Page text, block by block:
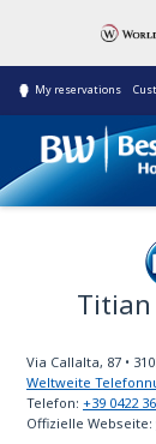
My reservations
Titian
Via Callalta, 87 •
Weltweite
Telefon: +39 0422
Offizielle Webseite: